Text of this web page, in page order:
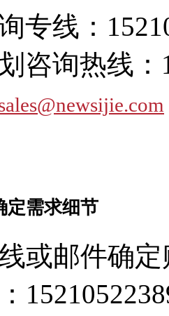
专线：
咨询热线：
定需求细节
或邮件确